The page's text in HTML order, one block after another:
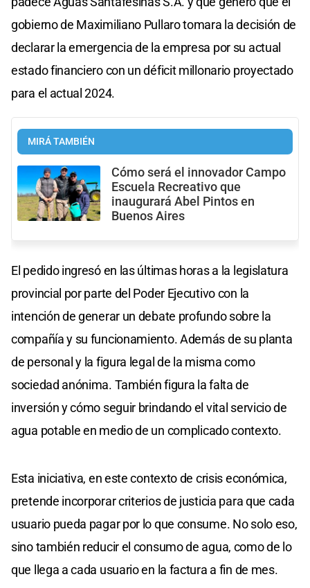
gobierno de Maximiliano Pullaro tomara la decisión de
declarar la emergencia de la empresa por su actual
estado financiero con un déficit millonario proyectado
para el actual 2024.
MIRÁ TAMBIÉN
Cómo será el innovador Campo
Escuela Recreativo que
inaugurará Abel Pintos en
Buenos Aires
El pedido ingresó en las últimas horas a la legislatura
provincial por parte del Poder Ejecutivo con la
intención de generar un debate profundo sobre la
compañía y su funcionamiento. Además de su planta
de personal y la figura legal de la misma como
sociedad anónima. También figura la falta de
inversión y cómo seguir brindando el vital servicio de
agua potable en medio de un complicado contexto.
Esta iniciativa, en este contexto de crisis económica,
pretende incorporar criterios de justicia para que cada
usuario pueda pagar por lo que consume. No solo eso,
sino también reducir el consumo de agua, como de lo
que llega a cada usuario en la factura a fin de mes.